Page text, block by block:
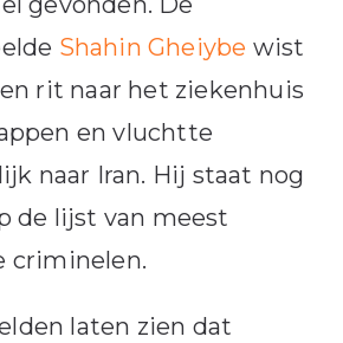
Shahin Gheiybe wist
rit naar het ziekenhuis
en vluchtte
naar Iran. Hij staat nog
de lijst van meest
criminelen.
laten zien dat